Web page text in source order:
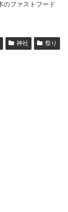
のファストフード
神社
祭り